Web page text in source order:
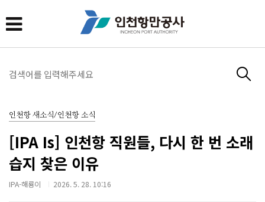
인천항 새소식/인천항 소식
[IPA Is] 인천항 직원들, 다시 한 번 소래
습지 찾은 이유
IPA-해룡이 2026. 5. 28. 10:16